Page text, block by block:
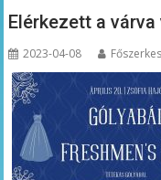
Elérkezett a
2023-04-08